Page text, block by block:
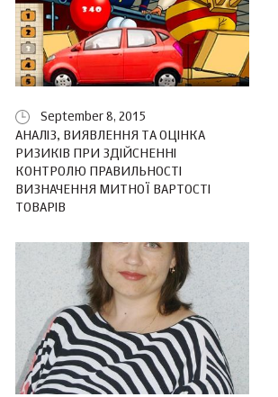
September 8, 2015
АНАЛІЗ, ВИЯВЛЕННЯ ТА ОЦІНКА
РИЗИКІВ ПРИ ЗДІЙСНЕННІ
КОНТРОЛЮ ПРАВИЛЬНОСТІ
ВИЗНАЧЕННЯ МИТНОЇ ВАРТОСТІ
ТОВАРІВ